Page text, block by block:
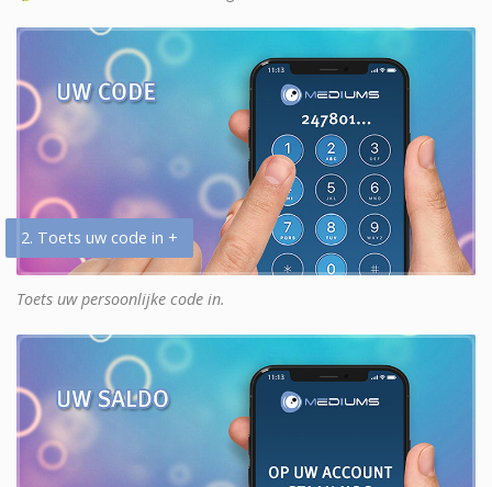
2. Toets uw code in +
Toets uw persoonlijke code in.